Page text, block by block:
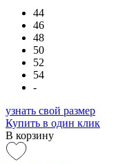
44
46
48
50
52
54
-
узнать свой размер
Купить в один клик
В корзину